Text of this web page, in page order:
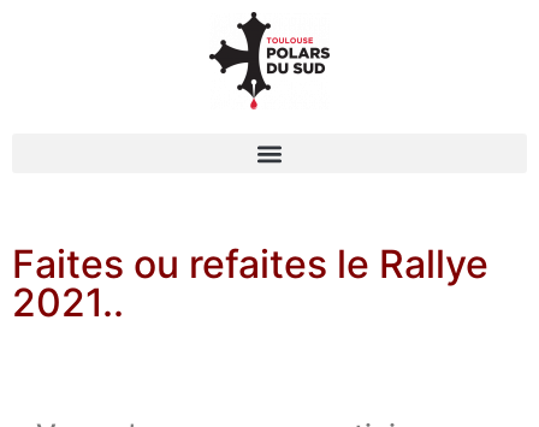
Faites ou refaites le Rallye
2021..